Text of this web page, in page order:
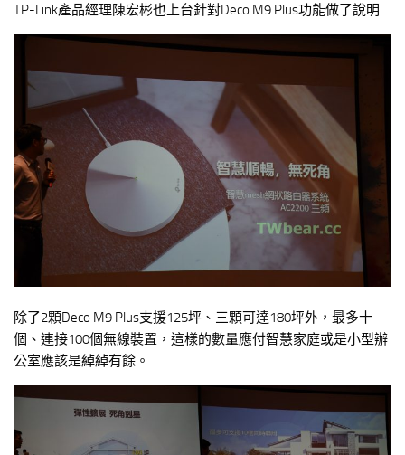
TP-Link產品經理陳宏彬也上台針對Deco M9 Plus功能做了說明
除了2顆Deco M9 Plus支援125坪、三顆可達180坪外，最多十
個、連接100個無線裝置，這樣的數量應付智慧家庭或是小型辦
公室應該是綽綽有餘。